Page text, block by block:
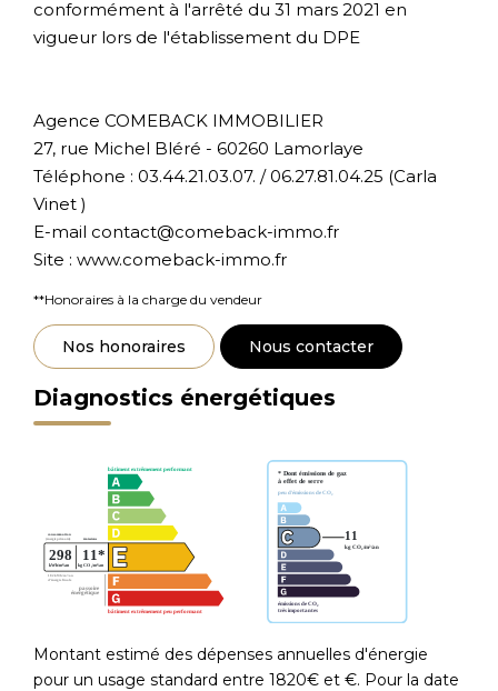
conformément à l'arrêté du 31 mars 2021 en
vigueur lors de l'établissement du DPE
Agence COMEBACK IMMOBILIER
27, rue Michel Bléré - 60260 Lamorlaye
Téléphone : 03.44.21.03.07. / 06.27.81.04.25 (Carla
Vinet )
E-mail contact@comeback-immo.fr
Site : www.comeback-immo.fr
**Honoraires à la charge du vendeur
Nos honoraires Nous contacter
Diagnostics énergétiques
Montant estimé des dépenses annuelles d'énergie
pour un usage standard entre 1820€ et €. Pour la date